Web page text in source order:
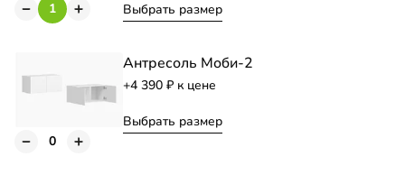
Выбрать размер
Антресоль Моби-2
+4 390 к цене
Выбрать размер